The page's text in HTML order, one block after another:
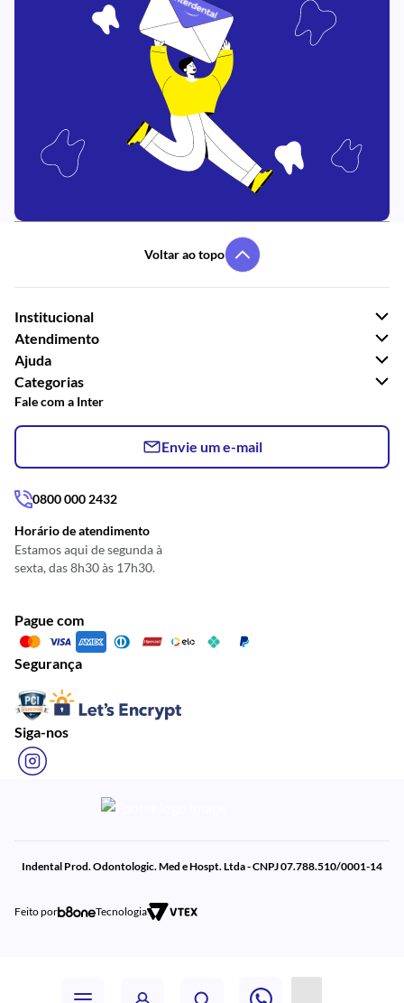
Voltar ao topo
Institucional
Atendimento
Ajuda
Categorias
Fale com a Inter
Envie um e-mail
0800 000 2432
Horário de atendimento
Estamos aqui de segunda à
sexta, das 8h30 às 17h30.
Pague com
Segurança
Siga-nos
Indental Prod. Odontologic. Med e Hospt. Ltda - CNPJ 07.788.510/0001-14
Feito por Tecnologia